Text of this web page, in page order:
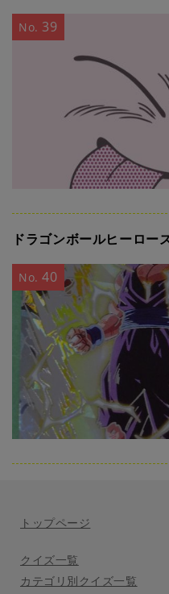
No. 39
ドラゴンボールヒーロー
No.40
トップページ
クイズ一覧
カテゴリ別クイズ一覧